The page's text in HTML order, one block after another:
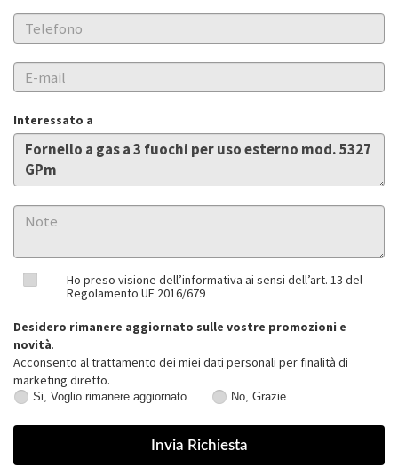
Interessato a
Ho preso visione dell’informativa ai sensi dell’art. 13 del
Regolamento UE 2016/679
Desidero rimanere aggiornato sulle vostre promozioni e
novità.
Acconsento al trattamento dei miei dati personali per finalità di
marketing diretto.
Voglio
Si, Voglio rimanere aggiornato
Grazie
No, Grazie